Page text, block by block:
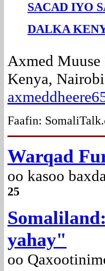
SACAD IYO
DALKA
Axmed Muuse
Kenya,
Faafin:
Warqad
oo kasoo
25
yahay"
oo